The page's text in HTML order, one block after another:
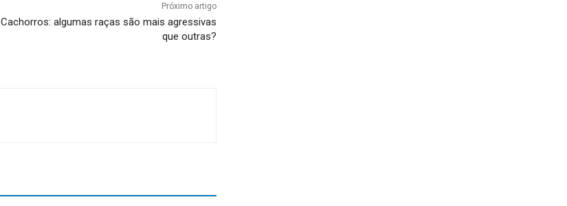
Próximo artigo
Cachorros: algumas raças são mais agressivas
que outras?